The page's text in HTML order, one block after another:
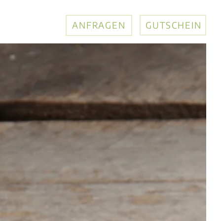
ANFRAGEN GUTSCHEIN